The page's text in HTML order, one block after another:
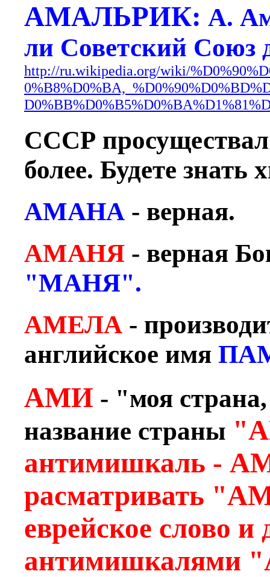
АМАЛЬРИК: А.
ли Советский Союз
http://ru.wikipedia.org/wiki/
СССР просуществал
более. Будете знать
АМАНА - верная.
АМАНЯ - верная
"МАНЯ".
АМЕЛА -
английское имя
АМИ - "моя
название страны
антимишкаль -
расматривать
еврейское слово